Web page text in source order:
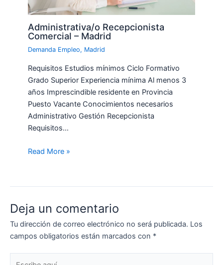
Administrativa/o Recepcionista
Comercial – Madrid
Demanda Empleo, Madrid
Requisitos Estudios mínimos Ciclo Formativo
Grado Superior Experiencia mínima Al menos 3
años Imprescindible residente en Provincia
Puesto Vacante Conocimientos necesarios
Administrativo Gestión Recepcionista
Requisitos…
Read More »
Deja un comentario
Tu dirección de correo electrónico no será publicada. Los
campos obligatorios están marcados con *